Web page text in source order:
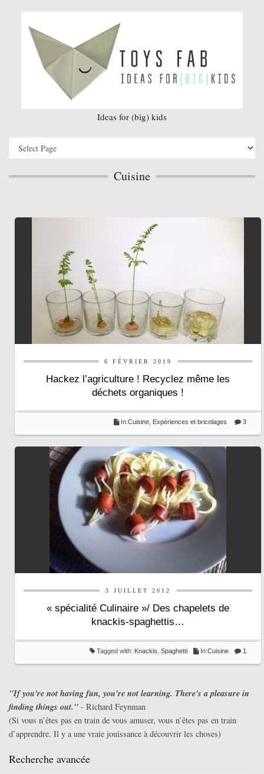
Ideas for (big) kids
Cuisine
6 FÉVRIER 2019
Hackez l’agriculture ! Recyclez même les
déchets organiques !
3
In:Cuisine, Expériences et bricolages
3 JUILLET 2012
« spécialité Culinaire »/ Des chapelets de
knackis-spaghettis…
1
In:Cuisine
Tagged with: Knackis, Spaghetti
"If you're not having fun, you're not learning. There's a pleasure in
finding things out." - Richard Feynman
(Si vous n’êtes pas en train de vous amuser, vous n’êtes pas en train
d’apprendre. Il y a une vraie jouissance à découvrir les choses)
Recherche avancée